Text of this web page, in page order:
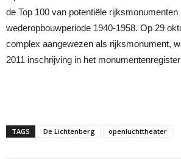
de Top 100 van potentiële rijksmonumenten
wederopbouwperiode 1940-1958. Op 29
complex aangewezen als rijksmonument,
2011 inschrijving in het
TAGS De Lichtenberg openluchttheater